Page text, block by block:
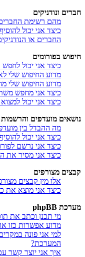
חברים ונודניקים
מהם רשימת החברים
כיצד אני יכול
החברים או
חיפוש בפורומים
כיצד אני יכול
מדוע החיפוש שלי
מדוע החיפוש שלי
כיצד אני מחפש
כיצד אני יכול
נושאים מועדפים
מה ההבדל בין
כיצד אני יכול
כיצד אני נרשם
כיצד אני מסיר את
קבצים מצורפים
אלו מין קבצים
כיצד אני מוצא את
מערכת phpBB
מי תכנן וכתב את
מדוע אפשרות כזו
למי אני פונה
המערכת?
איך אני יוצר קשר